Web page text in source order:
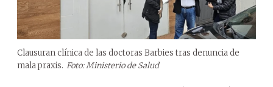
Clausuran clínica de las doctoras Barbies tras denuncia de
mala praxis. Foto: Ministerio de Salud